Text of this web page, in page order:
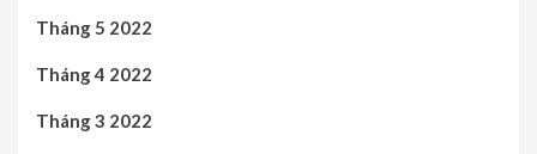
Tháng 5 2022
Tháng 4 2022
Tháng 3 2022